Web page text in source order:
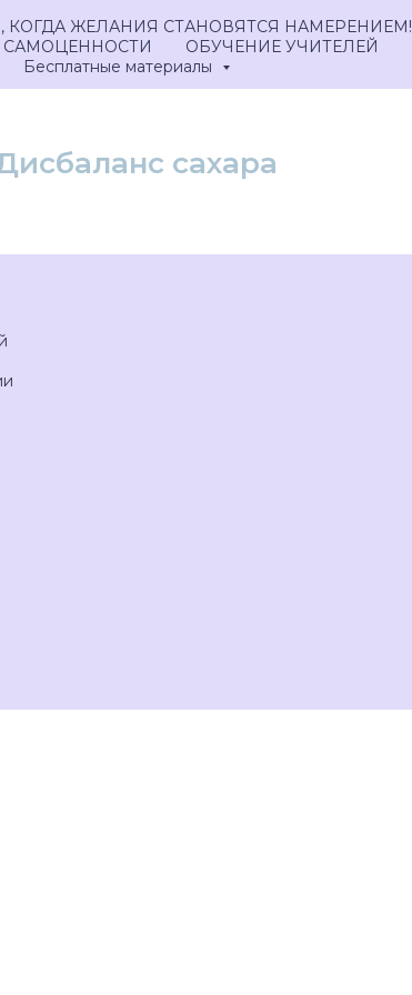
КОГДА ЖЕЛАНИЯ СТАНОВЯТСЯ НАМЕРЕНИЕМ!
САМОЦЕННОСТИ
ОБУЧЕНИЕ УЧИТЕЛЕЙ
Бесплатные материалы
сахара